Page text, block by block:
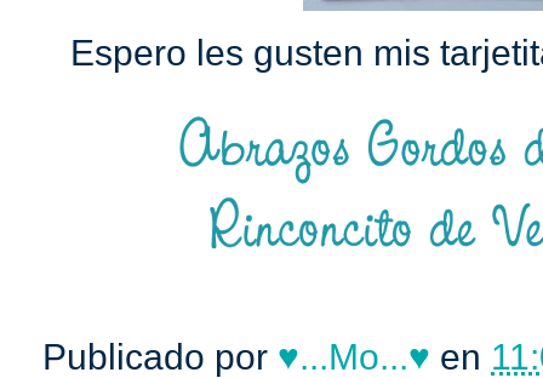
Espero les gusten mis
Publicado por ♥...Mo...♥ en